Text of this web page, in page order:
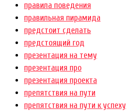
правила поведения
правильная пирамида
предстоит сделать
предстоящий год
презентация на тему
презентация про
презентация проекта
препятствия на пути
препятствия на пути к успеху